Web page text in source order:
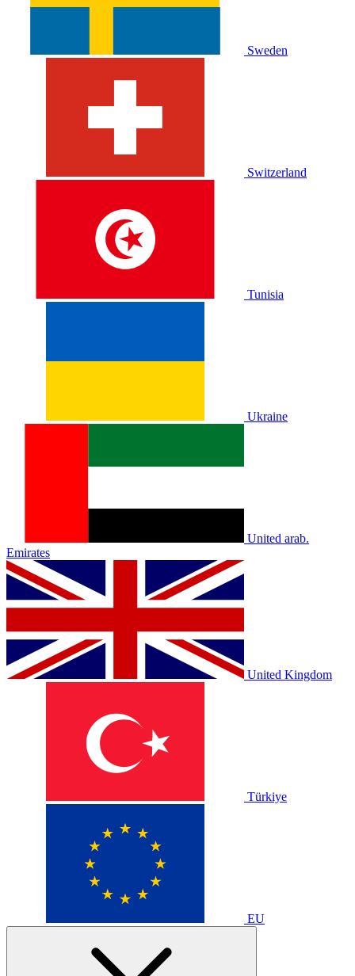
Sweden
Switzerland
Tunisia
Ukraine
United arab.
Emirates
United Kingdom
Türkiye
EU